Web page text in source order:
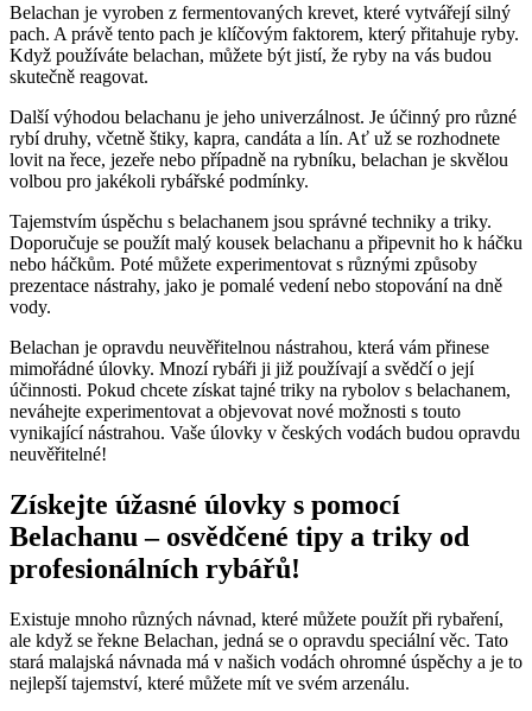
Belachan je vyroben z fermentovaných krevet, které vytvářejí silný
pach. A právě ‌tento pach je klíčovým​ faktorem, který přitahuje ryby.
Když⁤ používáte belachan, můžete být jistí, že ryby na vás budou⁣
skutečně ⁤reagovat.
Další výhodou belachanu ⁢je jeho univerzálnost. ‌Je ⁤účinný pro různé
rybí druhy,⁢ včetně štiky,‍ kapra, candáta a lín. Ať už se rozhodnete
lovit na⁢ řece, jezeře⁤ nebo případně na rybníku, ‌belachan je skvělou
volbou pro jakékoli rybářské podmínky.
Tajemstvím úspěchu s ‍belachanem jsou správné techniky a​ triky.‍
Doporučuje se použít malý kousek belachanu a připevnit ho k háčku
nebo háčkům. Poté můžete experimentovat s ⁢různými způsoby
prezentace ⁤nástrahy, jako je pomalé vedení ‌nebo stopování na dně
vody.
Belachan je opravdu neuvěřitelnou nástrahou, která vám přinese
mimořádné úlovky. Mnozí rybáři ji již používají a svědčí o⁢ její
účinnosti. Pokud chcete získat ⁣tajné⁢ triky na rybolov s belachanem,
neváhejte experimentovat a objevovat⁣ nové možnosti s touto
vynikající nástrahou.‌ Vaše úlovky v českých vodách budou ‌opravdu
neuvěřitelné!
Získejte úžasné úlovky s pomocí
Belachanu – osvědčené tipy a triky od
profesionálních rybářů!
Existuje mnoho různých​ návnad, které můžete⁢ použít⁣ při rybaření,‍
ale‌ když se řekne ⁣Belachan, jedná se o opravdu speciální věc. ​Tato
stará malajská ​návnada má v našich vodách ohromné úspěchy a je to
nejlepší tajemství, které můžete mít ve svém ​arzenálu.